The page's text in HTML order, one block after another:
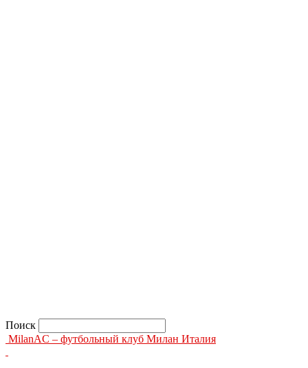
Поиск
MilanAC – футбольный клуб Милан Италия